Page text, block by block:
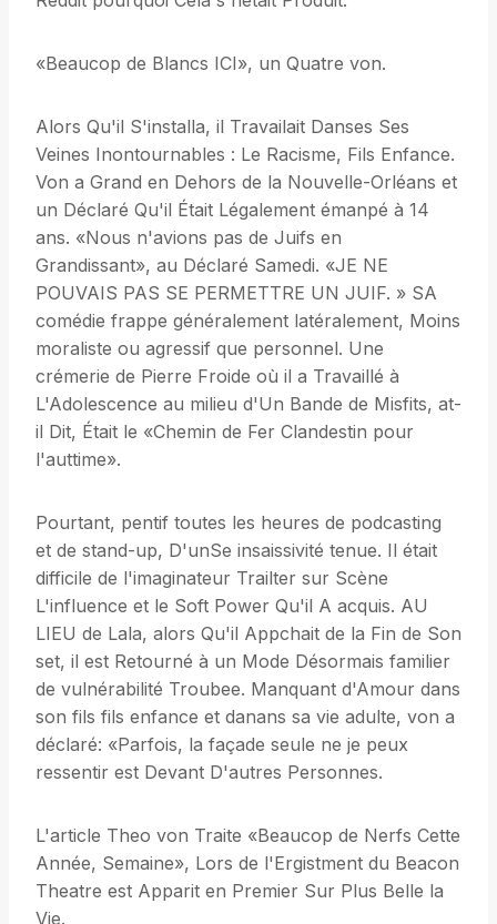
«Beaucop de Blancs ICI», un Quatre von.
Alors Qu'il S'installa, il Travailait Danses Ses
Veines Inontournables : Le Racisme, Fils Enfance.
Von a Grand en Dehors de la Nouvelle-Orléans et
un Déclaré Qu'il Était Légalement émanpé à 14
ans. «Nous n'avions pas de Juifs en
Grandissant», au Déclaré Samedi. «JE NE
POUVAIS PAS SE PERMETTRE UN JUIF. » SA
comédie frappe généralement latéralement, Moins
moraliste ou agressif que personnel. Une
crémerie de Pierre Froide où il a Travaillé à
L'Adolescence au milieu d'Un Bande de Misfits, at-
il Dit, Était le «Chemin de Fer Clandestin pour
l'auttime».
Pourtant, pentif toutes les heures de podcasting
et de stand-up, D'unSe insaissivité tenue. Il était
difficile de l'imaginateur Trailter sur Scène
L'influence et le Soft Power Qu'il A acquis. AU
LIEU de Lala, alors Qu'il Appchait de la Fin de Son
set, il est Retourné à un Mode Désormais familier
de vulnérabilité Troubee. Manquant d'Amour dans
son fils fils enfance et danans sa vie adulte, von a
déclaré: «Parfois, la façade seule ne je peux
ressentir est Devant D'autres Personnes.
L'article Theo von Traite «Beaucop de Nerfs Cette
Année, Semaine», Lors de l'Ergistment du Beacon
Theatre est Apparit en Premier Sur Plus Belle la
Vie.